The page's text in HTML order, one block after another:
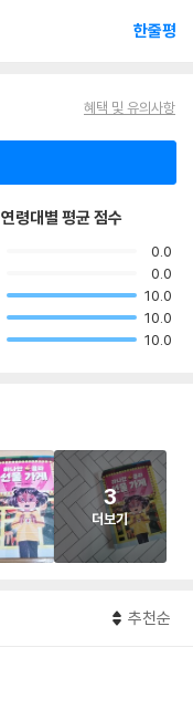
한줄평
혜택 및 유의사항
연령대별 평균 점수
0.0
0.0
10.0
10.0
10.0
3
더보기
추천순